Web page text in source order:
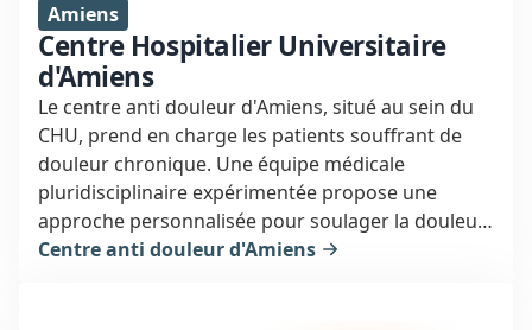
Amiens
Centre Hospitalier Universitaire
d'Amiens
Le centre anti douleur d'Amiens, situé au sein du
CHU, prend en charge les patients souffrant de
douleur chronique. Une équipe médicale
pluridisciplinaire expérimentée propose une
approche personnalisée pour soulager la douleur
et améliorer la qualité de vie. L'accompagnement
Centre anti douleur d'Amiens